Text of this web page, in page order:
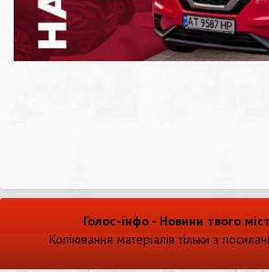
Голос-інфо - Новини твого
Копіювання матеріалів тільки з